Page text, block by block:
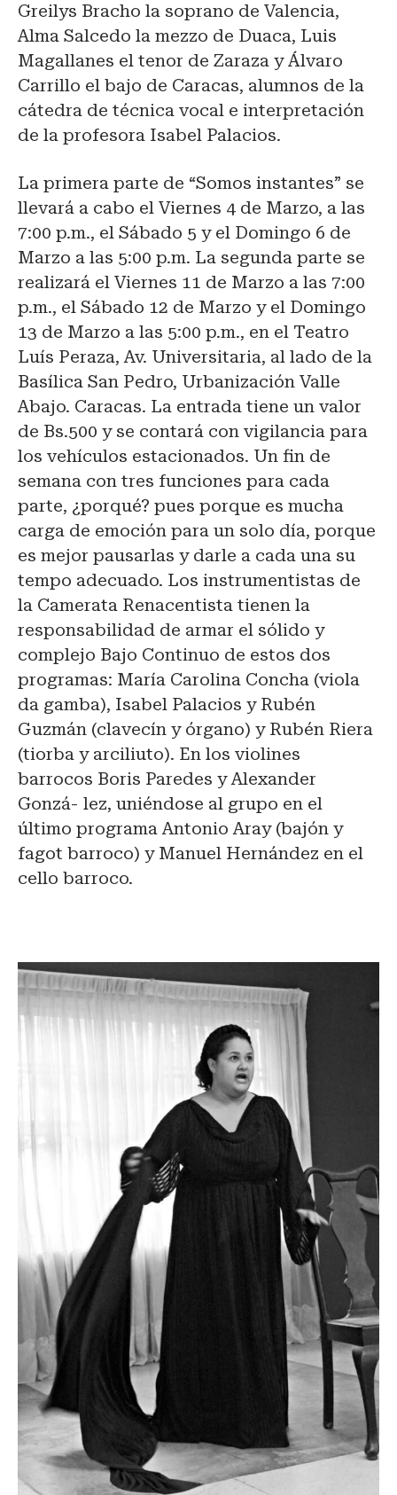
Greilys Bracho la soprano de Valencia,
Alma Salcedo la mezzo de Duaca, Luis
Magallanes el tenor de Zaraza y Álvaro
Carrillo el bajo de Caracas, alumnos de la
cátedra de técnica vocal e interpretación
de la profesora Isabel Palacios.
La primera parte de “Somos instantes” se
llevará a cabo el Viernes 4 de Marzo, a las
7:00 p.m., el Sábado 5 y el Domingo 6 de
Marzo a las 5:00 p.m. La segunda parte se
realizará el Viernes 11 de Marzo a las 7:00
p.m., el Sábado 12 de Marzo y el Domingo
13 de Marzo a las 5:00 p.m., en el Teatro
Luís Peraza, Av. Universitaria, al lado de la
Basílica San Pedro, Urbanización Valle
Abajo. Caracas. La entrada tiene un valor
de Bs.500 y se contará con vigilancia para
los vehículos estacionados. Un fin de
semana con tres funciones para cada
parte, ¿porqué? pues porque es mucha
carga de emoción para un solo día, porque
es mejor pausarlas y darle a cada una su
tempo adecuado. Los instrumentistas de
la Camerata Renacentista tienen la
responsabilidad de armar el sólido y
complejo Bajo Continuo de estos dos
programas: María Carolina Concha (viola
da gamba), Isabel Palacios y Rubén
Guzmán (clavecín y órgano) y Rubén Riera
(tiorba y arciliuto). En los violines
barrocos Boris Paredes y Alexander
Gonzá- lez, uniéndose al grupo en el
último programa Antonio Aray (bajón y
fagot barroco) y Manuel Hernández en el
cello barroco.